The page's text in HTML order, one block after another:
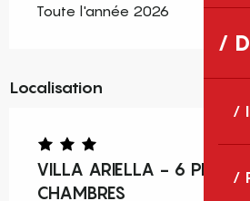
Toute l'année 2026
Localisation
VILLA ARIELLA - 6 PERS.
CHAMBRES